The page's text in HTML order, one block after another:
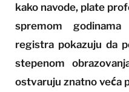
kako navode, plate
spremom
registra pokazuju da
stepenom
ostvaruju znatno veća